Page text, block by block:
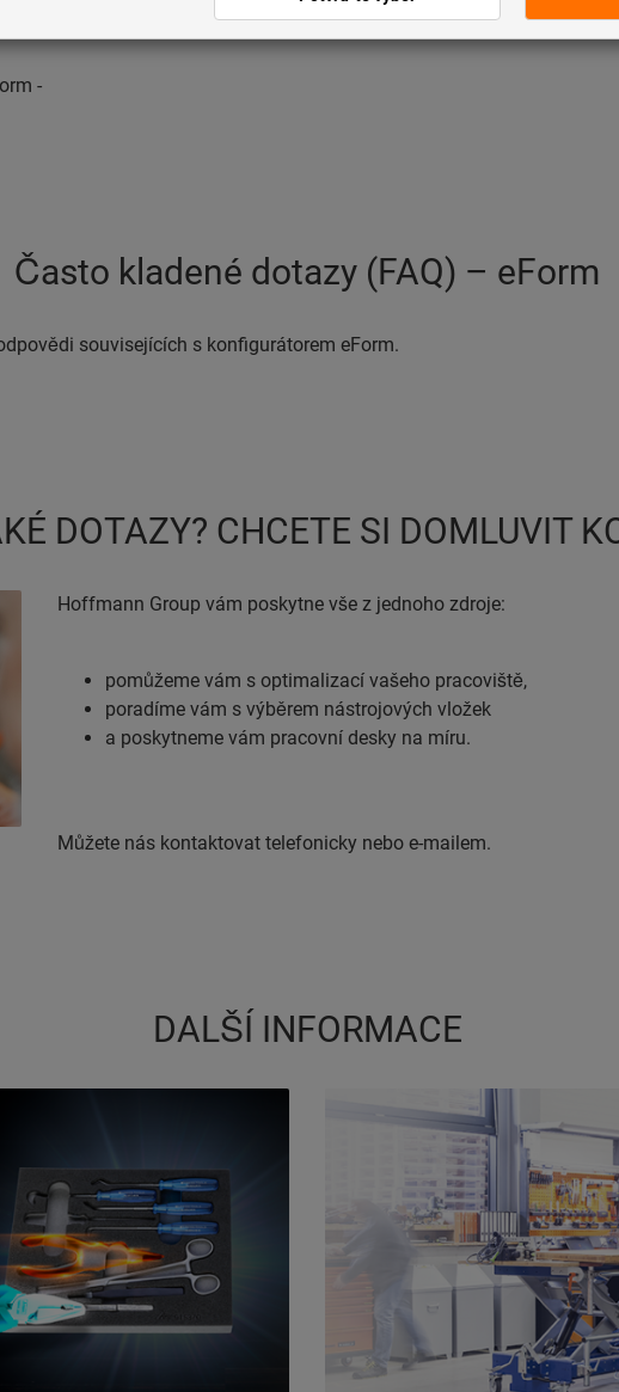
-
Často kladené dotazy (FAQ) – eForm
souvisejících s konfigurátorem eForm.
DOTAZY? CHCETE SI DOMLUVIT
Hoffmann Group vám poskytne vše z jednoho zdroje:
pomůžeme vám s optimalizací vašeho pracoviště,
poradíme vám s výběrem nástrojových vložek
a poskytneme vám pracovní desky na míru.
Můžete nás kontaktovat telefonicky nebo e-mailem.
DALŠÍ INFORMACE